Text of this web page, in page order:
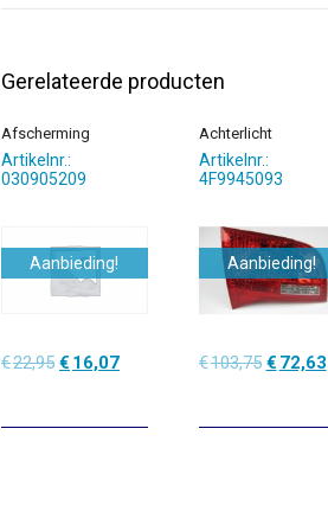
Gerelateerde producten
Afscherming
Artikelnr.:
030905209
Aanbieding!
€22,95 Oorspronkelijke
€22,95.
€ 16,07Huidige
€16,07.
Achterlicht
Artikelnr.:
4F9945093
Aanbieding!
€103,75
€103,75.
€ 72,63